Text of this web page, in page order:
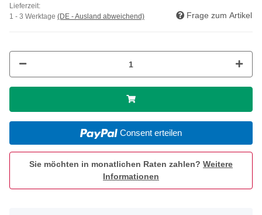
Lieferzeit:
1 - 3 Werktage (DE - Ausland abweichend) Frage zum Artikel
Consent erteilen
Sie möchten in monatlichen Raten zahlen? Weitere
Informationen